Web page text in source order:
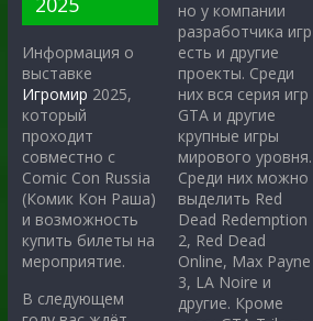
Информация о
выставке
Игромир 2025,
который
проходит
совместно с
Comic Con Russia
(Комик Кон Раша)
и возможность
купить билеты на
мероприятие.
В следующем
но у компании
разработчика игр
есть и другие
проекты. Среди
них вся серия игр
GTA и другие
крупные игры
мирового уровня.
Среди них можно
выделить Red
Dead Redemption
2, Red Dead
Online, Max Payne
3, LA Noire и
другие. Кроме